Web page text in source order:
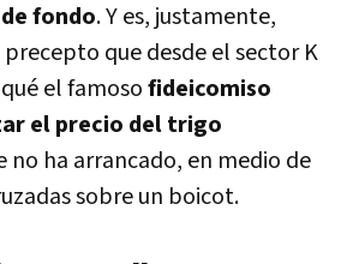
fondo. Y es, justamente,
precepto que desde el sector K
el famosofideicomiso
el precio del trigo
ha arrancado, en medio de
sobre un boicot.